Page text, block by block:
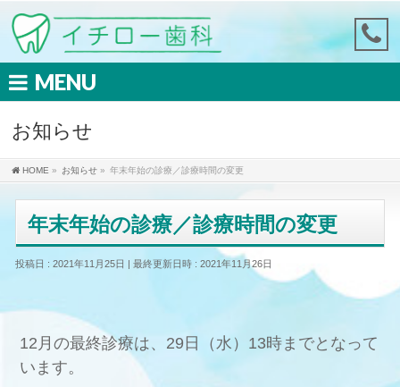
MENU
お知らせ
HOME » お知らせ » 年末年始の診療／診療時間の変更
年末年始の診療／診療時間の変更
投稿日 : 2021年11月25日 最終更新日時 : 2021年11月26日
12月の最終診療は、29日（水）13時までとなって
います。